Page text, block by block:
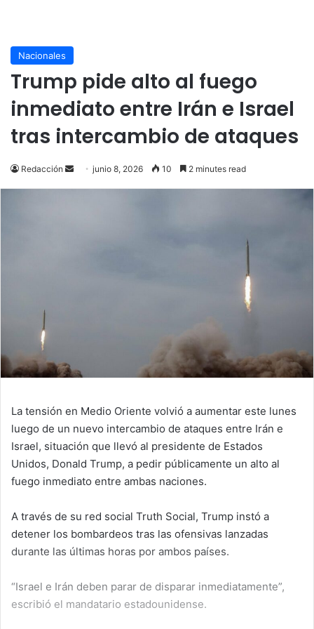
Nacionales
Trump pide alto al fuego
inmediato entre Irán e Israel
tras intercambio de ataques
Redacción
Sendjunio 8, 2026 10 2 minutes read
La tensión en Medio Oriente volvió a aumentar este lunes
luego de un nuevo intercambio de ataques entre Irán e
Israel, situación que llevó al presidente de Estados
Unidos, Donald Trump, a pedir públicamente un alto al
fuego inmediato entre ambas naciones.
A través de su red social Truth Social, Trump instó a
detener los bombardeos tras las ofensivas lanzadas
durante las últimas horas por ambos países.
“Israel e Irán deben parar de disparar inmediatamente”,
escribió el mandatario estadounidense.